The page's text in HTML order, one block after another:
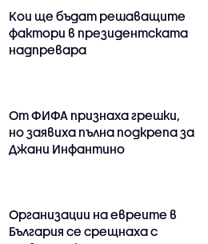
Кои ще бъдат решаващите
фактори в президентската
надпревара
От ФИФА признаха грешки,
но заявиха пълна подкрепа за
Джани Инфантино
Организации на евреите в
България се срещнаха с